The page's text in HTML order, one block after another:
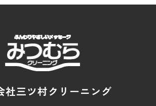
社三ツ村クリーニング